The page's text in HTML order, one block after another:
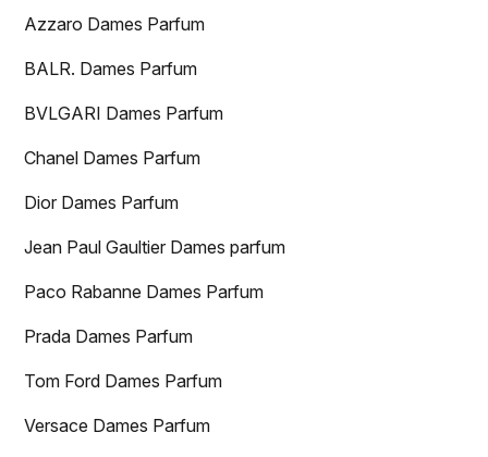
Azzaro Dames Parfum
BALR. Dames Parfum
BVLGARI Dames Parfum
Chanel Dames Parfum
Dior Dames Parfum
Jean Paul Gaultier Dames parfum
Paco Rabanne Dames Parfum
Prada Dames Parfum
Tom Ford Dames Parfum
Versace Dames Parfum